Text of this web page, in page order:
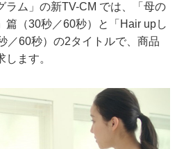
ラム」の新TV-CM では、「母の
篇（30秒／60秒）と「Hair upし
／60秒）の2タイトルで、商品
ます。